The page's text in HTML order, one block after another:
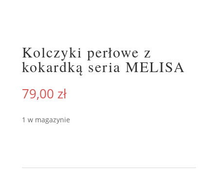
Kolczyki perłowe z
kokardką seria MELISA
79,00 zł
1 w magazynie